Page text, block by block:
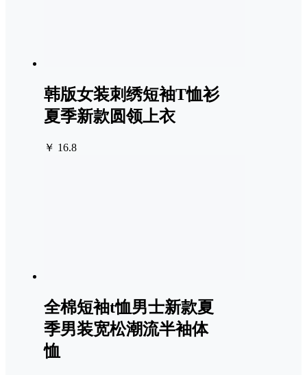
韩版女装刺绣短袖T恤衫
夏季新款圆领上衣
￥ 16.8
全棉短袖t恤男士新款夏
季男装宽松潮流半袖体
恤